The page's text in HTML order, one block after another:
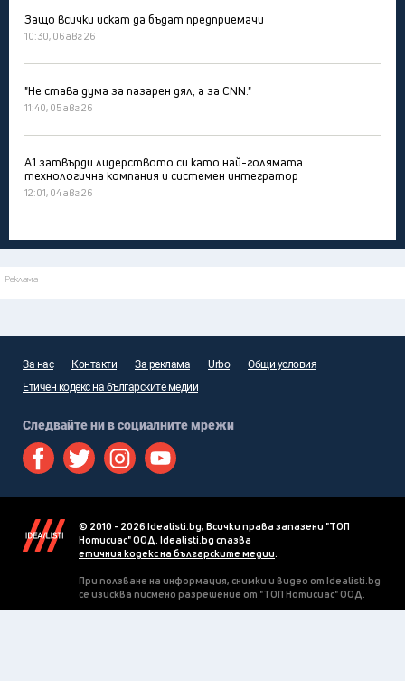
Защо всички искат да бъдат предприемачи
10:30, 06 авг 26
"Не става дума за пазарен дял, а за CNN."
11:40, 05 авг 26
А1 затвърди лидерството си като най-голямата
технологична компания и системен интегратор
12:01, 04 авг 26
Реклама
За нас Контакти За реклама Urbo
Общи условия
Етичен кодекс на българските медии
Следвайте ни в социалните мрежи
© 2010 - 2026 Idealisti.bg, Всички права запазени "ТОП
Нотисиас" ООД. Idealisti.bg спазва
етичния кодекс на българските медии.
При ползване на информация, снимки и видео от Idealisti.bg
се изисква писмено разрешение от "ТОП Нотисиас" ООД.